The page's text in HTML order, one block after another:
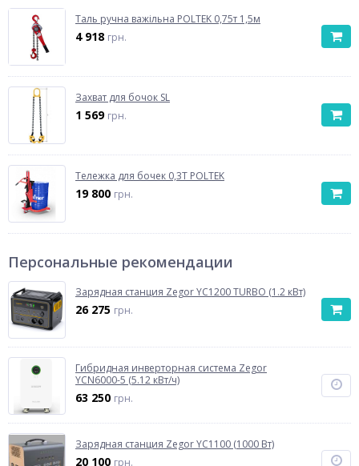
Таль ручна важільна POLTEK 0,75т 1,5м
4 918 грн.
Захват для бочок SL
1 569 грн.
Тележка для бочек 0,3Т POLTEK
19 800 грн.
Персональные рекомендации
Зарядная станция Zegor YC1200 TURBO (1.2 кВт)
26 275 грн.
Гибридная инверторная система Zegor
YCN6000-5 (5.12 кВт/ч)
63 250 грн.
Зарядная станция Zegor YC1100 (1000 Вт)
20 100 грн.